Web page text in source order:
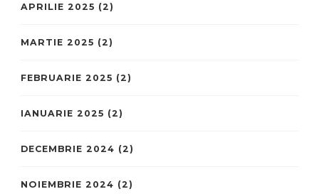
APRILIE 2025 (2)
MARTIE 2025 (2)
FEBRUARIE 2025 (2)
IANUARIE 2025 (2)
DECEMBRIE 2024 (2)
NOIEMBRIE 2024 (2)